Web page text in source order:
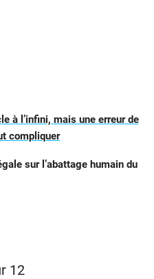
à l’infini, mais une erreur de
compliquer
sur l’abattage humain du
12